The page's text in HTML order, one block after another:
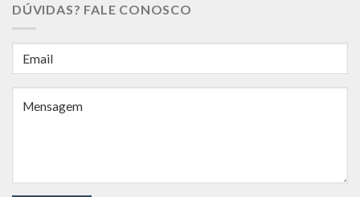
DÚVIDAS? FALE CONOSCO